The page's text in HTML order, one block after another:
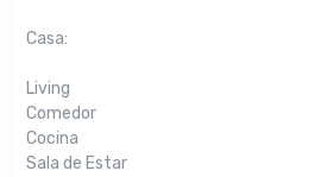
Casa:
Living
Comedor
Cocina
Sala de Estar